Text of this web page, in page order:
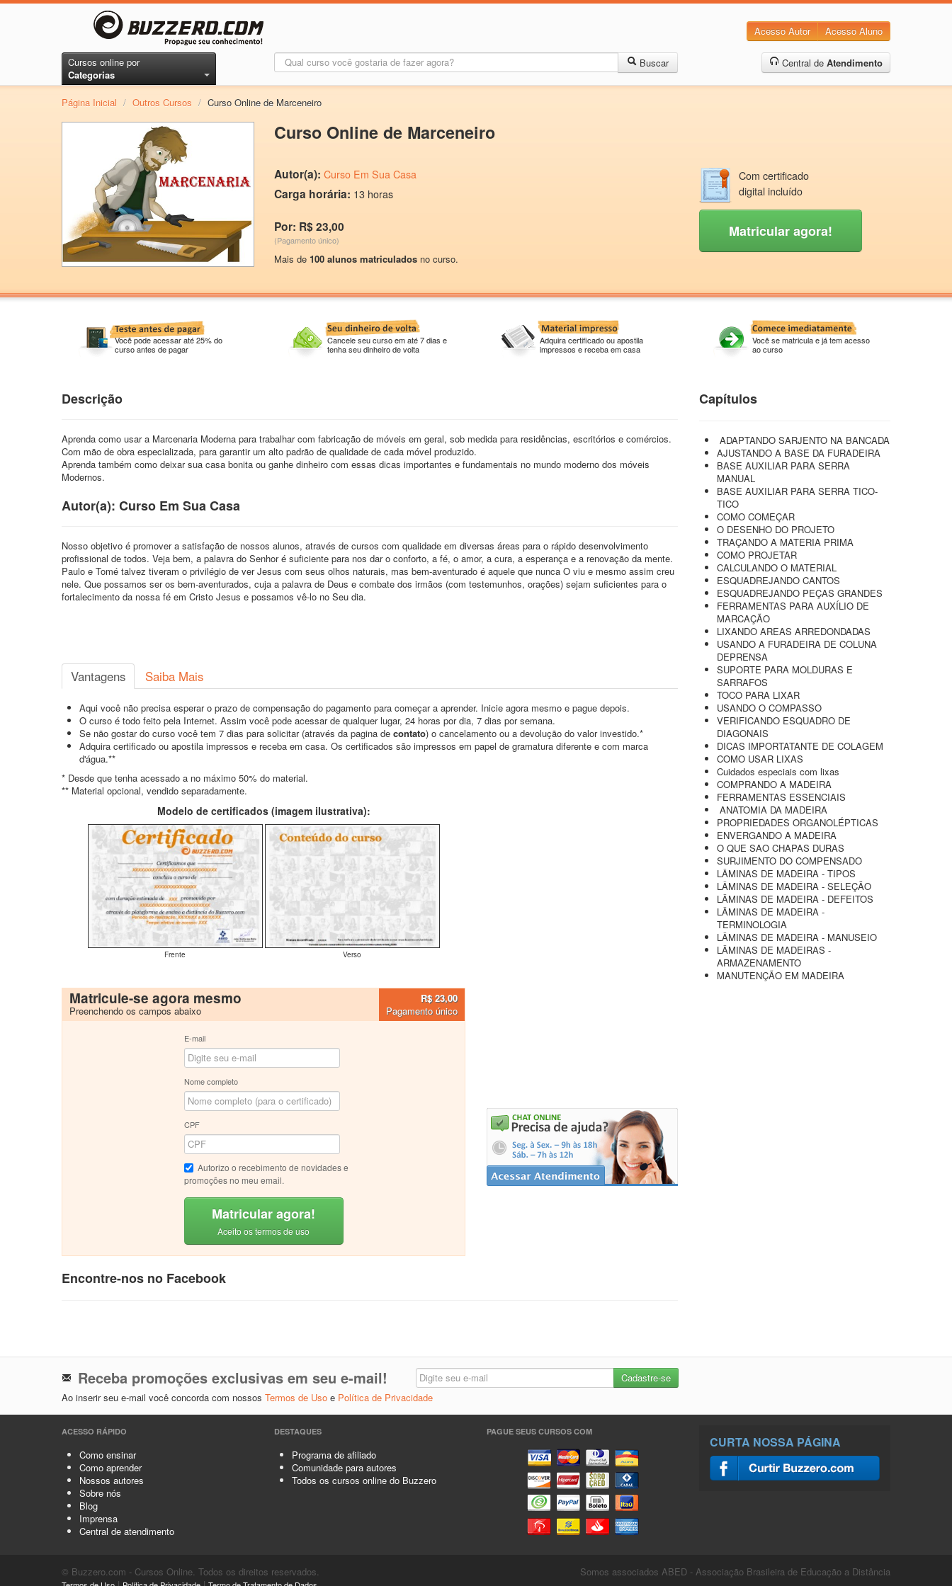
Acesso Autor Acesso Aluno
Cursos online por
Categorias
Buscar Central de Atendimento
Página Inicial / Outros Cursos / Curso Online de Marceneiro
Curso Online de Marceneiro
Autor(a): Curso Em Sua Casa
Carga horária: 13 horas
Por: R$ 23,00
(Pagamento único)
Mais de 100 alunos matriculados no curso.
Com certificado
digital incluído
Matricular agora!
Você pode acessar até 25% do
curso antes de pagar
Cancele seu curso em até 7 dias e
tenha seu dinheiro de volta
Adquira certificado ou apostila
impressos e receba em casa
Você se matricula e já tem acesso
ao curso
Descrição
Aprenda como usar a Marcenaria Moderna para trabalhar com fabricação de móveis em geral, sob medida para residências, escritórios e comércios.
Com mão de obra especializada, para garantir um alto padrão de qualidade de cada móvel produzido.
Aprenda também como deixar sua casa bonita ou ganhe dinheiro com essas dicas importantes e fundamentais no mundo moderno dos móveis
Modernos.
Autor(a): Curso Em Sua Casa
Nosso objetivo é promover a satisfação de nossos alunos, através de cursos com qualidade em diversas áreas para o rápido desenvolvimento
profissional de todos. Veja bem, a palavra do Senhor é suficiente para nos dar o conforto, a fé, o amor, a cura, a esperança e a renovação da mente.
Paulo e Tomé talvez tiveram o privilégio de ver Jesus com seus olhos naturais, mas bem-aventurado é aquele que nunca O viu e mesmo assim creu
nele. Que possamos ser os bem-aventurados, cuja a palavra de Deus e combate dos irmãos (com testemunhos, orações) sejam suficientes para o
fortalecimento da nossa fé em Cristo Jesus e possamos vê-lo no Seu dia.
Vantagens Saiba Mais
Aqui você não precisa esperar o prazo de compensação do pagamento para começar a aprender. Inicie agora mesmo e pague depois.
O curso é todo feito pela Internet. Assim você pode acessar de qualquer lugar, 24 horas por dia, 7 dias por semana.
Se não gostar do curso você tem 7 dias para solicitar (através da pagina de contato) o cancelamento ou a devolução do valor investido.*
Adquira certificado ou apostila impressos e receba em casa. Os certificados são impressos em papel de gramatura diferente e com marca
d'água.**
* Desde que tenha acessado a no máximo 50% do material.
** Material opcional, vendido separadamente.
Modelo de certificados (imagem ilustrativa):
Frente Verso
Matricule-se agora mesmo
Preenchendo os campos abaixo
R$ 23,00
Pagamento único
E-mail
Nome completo
CPF
Autorizo o recebimento de novidades e
promoções no meu email.
Matricular agora!
Aceito os termos de uso
Encontre-nos no Facebook
Capítulos
ADAPTANDO SARJENTO NA BANCADA
AJUSTANDO A BASE DA FURADEIRA
BASE AUXILIAR PARA SERRA
MANUAL
BASE AUXILIAR PARA SERRA TICO-
TICO
COMO COMEÇAR
O DESENHO DO PROJETO
TRAÇANDO A MATERIA PRIMA
COMO PROJETAR
CALCULANDO O MATERIAL
ESQUADREJANDO CANTOS
ESQUADREJANDO PEÇAS GRANDES
FERRAMENTAS PARA AUXÍLIO DE
MARCAÇÃO
LIXANDO AREAS ARREDONDADAS
USANDO A FURADEIRA DE COLUNA
DEPRENSA
SUPORTE PARA MOLDURAS E
SARRAFOS
TOCO PARA LIXAR
USANDO O COMPASSO
VERIFICANDO ESQUADRO DE
DIAGONAIS
DICAS IMPORTATANTE DE COLAGEM
COMO USAR LIXAS
Cuidados especiais com lixas
COMPRANDO A MADEIRA
FERRAMENTAS ESSENCIAIS
ANATOMIA DA MADEIRA
PROPRIEDADES ORGANOLÉPTICAS
ENVERGANDO A MADEIRA
O QUE SAO CHAPAS DURAS
SURJIMENTO DO COMPENSADO
LÂMINAS DE MADEIRA - TIPOS
LÂMINAS DE MADEIRA - SELEÇÃO
LÂMINAS DE MADEIRA - DEFEITOS
LÂMINAS DE MADEIRA -
TERMINOLOGIA
LÂMINAS DE MADEIRA - MANUSEIO
LÂMINAS DE MADEIRAS -
ARMAZENAMENTO
MANUTENÇÃO EM MADEIRA
Receba promoções exclusivas em seu e-mail!
Ao inserir seu e-mail você concorda com nossos Termos de Uso e Política de Privacidade
ACESSO RÁPIDO
Como ensinar
Como aprender
Nossos autores
Sobre nós
Blog
Imprensa
Central de atendimento
DESTAQUES
Programa de afiliado
Comunidade para autores
Todos os cursos online do Buzzero
PAGUE SEUS CURSOS COM
CURTA NOSSA PÁGINA
© Buzzero.com - Cursos Online. Todos os direitos reservados. Somos associados ABED - Associação Brasileira de Educação a Distância